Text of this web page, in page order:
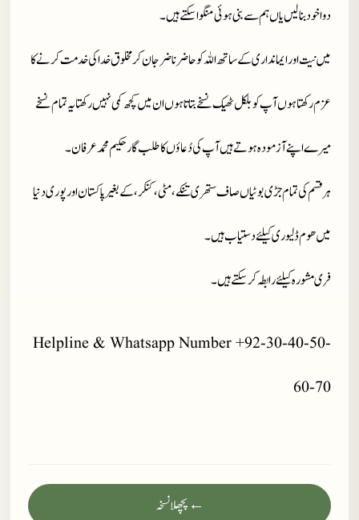
دوا خود بنا لیں یاں ہم سے بنی ہوئی منگوا سکتے ہیں۔
میں نیت اور ایمانداری کے ساتھ اللہ کو حاضر ناضر جان کر مخلوق خدا کی خدمت کرنے کا
عزم رکھتا ہوں آپ کو بلکل ٹھیک نسخے بتاتا ہوں ان میں کچھ کمی نہیں رکھتا یہ تمام نسخے
میرے اپنے آزمودہ ہوتے ہیں آپ کی دُعاؤں کا طلب گار حکیم محمد عرفان۔
ہر قسم کی تمام جڑی بوٹیاں صاف ستھری تنکے، مٹی، کنکر، کے بغیر پاکستان اور پوری دنیا
میں ھوم ڈلیوری کیلئے دستیاب ہیں۔
فری مشورہ کیلئے رابطہ کر سکتے ہیں۔
Helpline & Whatsapp Number +92-30-40-50-
60-70
← پچھلا نسخہ